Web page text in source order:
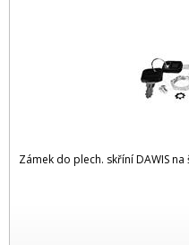
Zámek do plech. skříní DAWIS